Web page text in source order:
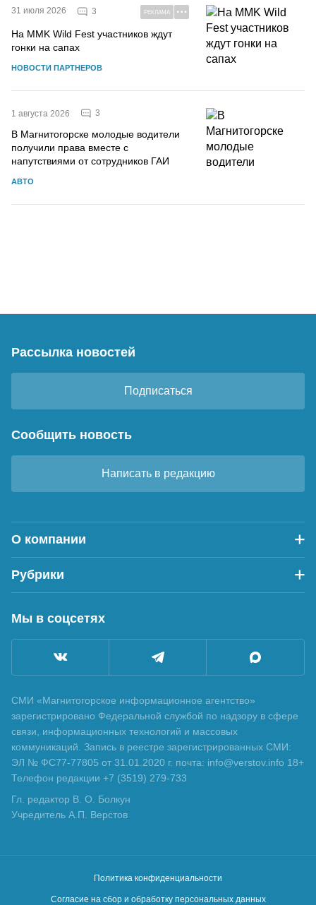
31 июля 2026 3 РЕКЛАМА
На MMK Wild Fest участников ждут
гонки на сапах
НОВОСТИ ПАРТНЕРОВ
1 августа 2026 3
В Магнитогорске молодые водители
получили права вместе с
напутствиями от сотрудников ГАИ
АВТО
Рассылка новостей
Подписаться
Сообщить новость
Написать в редакцию
О компании
Рубрики
Мы в соцсетях
СМИ «Магнитогорское информационное агентство»
зарегистрировано Федеральной службой по надзору в сфере
связи, информационных технологий и массовых
коммуникаций. Запись в реестре зарегистрированных СМИ:
ЭЛ № ФС77-77805 от 31.01.2020 г. почта: info@verstov.info 18+
Телефон редакции +7 (3519) 279-733
Гл. редактор В. О. Болкун
Учредитель А.П. Верстов
Политика конфиденциальности
Согласие на сбор и обработку персональных данных